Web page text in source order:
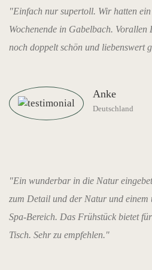
"Einfach nur supertoll. Wir hatten
Wochenende in Gabelbach. Vorallen
noch doppelt schön und liebenswert
Anke
Deutschland
"Ein wunderbar in die Natur
zum Detail und der Natur und einem
Spa-Bereich. Das Frühstück bietet
Tisch. Sehr zu empfehlen."